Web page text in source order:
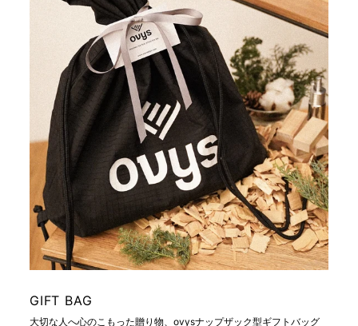
GIFT BAG
大切な人へ心のこもった贈り物、ovysナップザック型ギフトバッグ